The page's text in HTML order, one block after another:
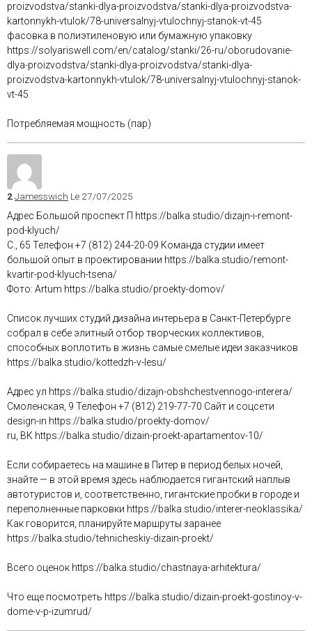
proizvodstva/stanki-dlya-proizvodstva/stanki-dlya-proizvodstva-
kartonnykh-vtulok/78-universalnyj-vtulochnyj-stanok-vt-45
фасовка в полиэтиленовую или бумажную упаковку
https://solyariswell.com/en/catalog/stanki/26-ru/oborudovanie-
dlya-proizvodstva/stanki-dlya-proizvodstva/stanki-dlya-
proizvodstva-kartonnykh-vtulok/78-universalnyj-vtulochnyj-stanok-
vt-45
Потребляемая мощность (пар)
2Jamesswich Le 27/07/2025
Адрес Большой проспект П https://balka.studio/dizajn-i-remont-
pod-klyuch/
С., 65 Телефон +7 (812) 244-20-09 Команда студии имеет
большой опыт в проектировании https://balka.studio/remont-
kvartir-pod-klyuch-tsena/
Фото: Artum https://balka.studio/proekty-domov/
Список лучших студий дизайна интерьера в Санкт-Петербурге
собрал в себе элитный отбор творческих коллективов,
способных воплотить в жизнь самые смелые идеи заказчиков
https://balka.studio/kottedzh-v-lesu/
Адрес ул https://balka.studio/dizajn-obshchestvennogo-interera/
Смоленская, 9 Телефон +7 (812) 219-77-70 Сайт и соцсети
design-in https://balka.studio/proekty-domov/
ru, ВК https://balka.studio/dizain-proekt-apartamentov-10/
Если собираетесь на машине в Питер в период белых ночей,
знайте — в этой время здесь наблюдается гигантский наплыв
автотуристов и, соответственно, гигантские пробки в городе и
переполненные парковки https://balka.studio/interer-neoklassika/
Как говорится, планируйте маршруты заранее
https://balka.studio/tehnicheskiy-dizain-proekt/
Всего оценок https://balka.studio/chastnaya-arhitektura/
Что еще посмотреть https://balka.studio/dizain-proekt-gostinoy-v-
dome-v-p-izumrud/